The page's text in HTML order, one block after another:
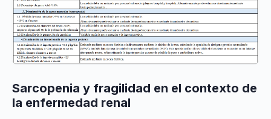
Sarcopenia y fragilidad en el contexto de
la enfermedad renal